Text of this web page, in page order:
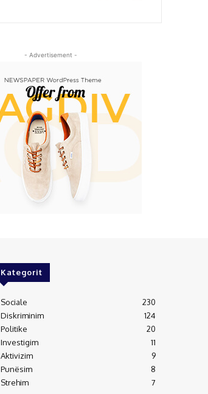
- Advertisement -
Kategorit
Sociale
230
Diskriminim
124
Politike
20
Investigim
11
Aktivizim
9
Punësim
8
Strehim
7